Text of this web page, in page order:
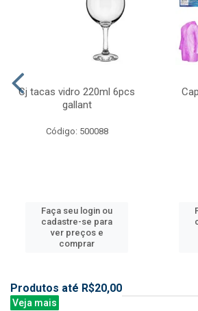
Cj tacas vidro 220ml 6pcs
gallant
Código: 500088
Faça seu login ou
cadastre-se para
ver preços e
comprar
Produtos até R$20,00
Veja mais